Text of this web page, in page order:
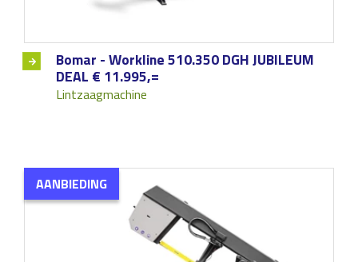
Bomar - Workline 510.350 DGH JUBILEUM
DEAL € 11.995,=
Lintzaagmachine
AANBIEDING